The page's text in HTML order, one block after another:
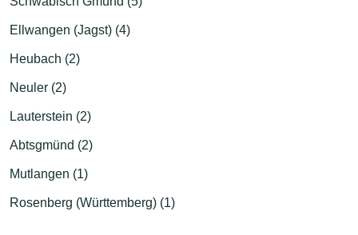
Ellwangen (Jagst) (4)
Heubach (2)
Neuler (2)
Lauterstein (2)
Abtsgmünd (2)
Mutlangen (1)
Rosenberg (Württemberg) (1)